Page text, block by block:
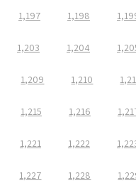
1,197 1,198
1,203 1,204
1,209 1,210
1,215 1,216
1,221 1,222
1,227 1,228